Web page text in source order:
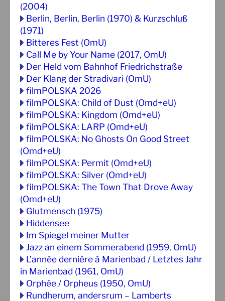
(2004)
Berlin, Berlin, Berlin (1970) & Kurzschluß
(1971)
Bitteres Fest (OmU)
Call Me by Your Name (2017, OmU)
Der Held vom Bahnhof Friedrichstraße
Der Klang der Stradivari (OmU)
filmPOLSKA 2026
filmPOLSKA: Child of Dust (Omd+eU)
filmPOLSKA: Kingdom (Omd+eU)
filmPOLSKA: LARP (Omd+eU)
filmPOLSKA: No Ghosts On Good Street
(Omd+eU)
filmPOLSKA: Permit (Omd+eU)
filmPOLSKA: Silver (Omd+eU)
filmPOLSKA: The Town That Drove Away
(Omd+eU)
Glutmensch (1975)
Hiddensee
Im Spiegel meiner Mutter
Jazz an einem Sommerabend (1959, OmU)
L’année dernière à Marienbad / Letztes Jahr
in Marienbad (1961, OmU)
Orphée / Orpheus (1950, OmU)
Rundherum, andersrum – Lamberts